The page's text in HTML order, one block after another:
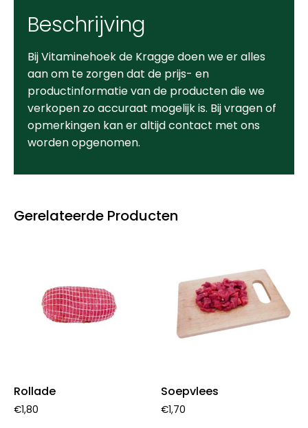
Gerelateerde Producten
Rollade
€1,80
Soepvlees
€1,70
Beschrijving
Bij Vitaminehoek de Kragge doen we er alles
aan om te zorgen dat de prijs- en
productinformatie van de producten die we
verkopen zo accuraat mogelijk is. Bij vragen of
opmerkingen kan er altijd contact met ons
worden opgenomen.